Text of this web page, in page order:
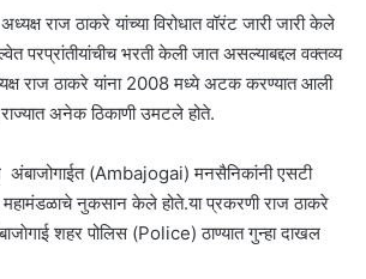
राज ठाकरे यांच्या विरोधात वॉरंट जारी जारी केले
परप्रांतीयांचीच भरती केली जात असल्याबद्दल वक्तव्य
राज ठाकरे यांना 2008 मध्ये अटक करण्यात आली
अनेक ठिकाणी उमटले होते.
अंबाजोगाईत (Ambajogai) मनसैनिकांनी एसटी
नुकसान केले होते.या प्रकरणी राज ठाकरे
शहर पोलिस (Police) ठाण्यात गुन्हा दाखल